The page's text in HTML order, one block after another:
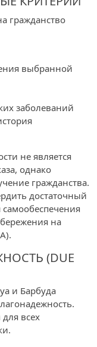
гражданство
выбранной
заболеваний
не является
однако
гражданства.
достаточный
на
(DUE
и Барбуда
всех